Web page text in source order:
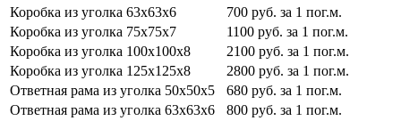
Коробка из уголка 63х63х6
700 руб. за 1 пог.м.
Коробка из уголка 75х75х7
1100 руб. за 1 пог.м.
Коробка из уголка 100х100х8
2100 руб. за 1 пог.м.
Коробка из уголка 125х125х8
2800 руб. за 1 пог.м.
Ответная рама из уголка 50х50х5
680 руб. за 1 пог.м.
Ответная рама из уголка 63х63х6
800 руб. за 1 пог.м.